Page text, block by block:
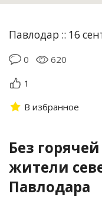
Павлодар :: 16
0
620
1
В избранное
Без
жители
Павлодара